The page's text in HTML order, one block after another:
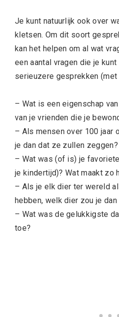
Je kunt natuurlijk ook over
kletsen. Om dit soort
kan het helpen om al wat
een aantal vragen die je
serieuzere gesprekken
– Wat is een eigenschap
van je vrienden die je
– Als mensen over 100 jaar
je dan dat ze zullen zeggen?
– Wat was (of is) je
je kindertijd)? Wat maakt zo
– Als je elk dier ter wereld
hebben, welk dier zou je dan
– Wat was de gelukkigste
toe?